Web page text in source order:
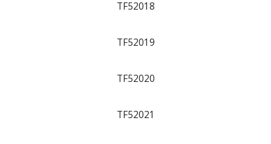
TF52018
TF52019
TF52020
TF52021